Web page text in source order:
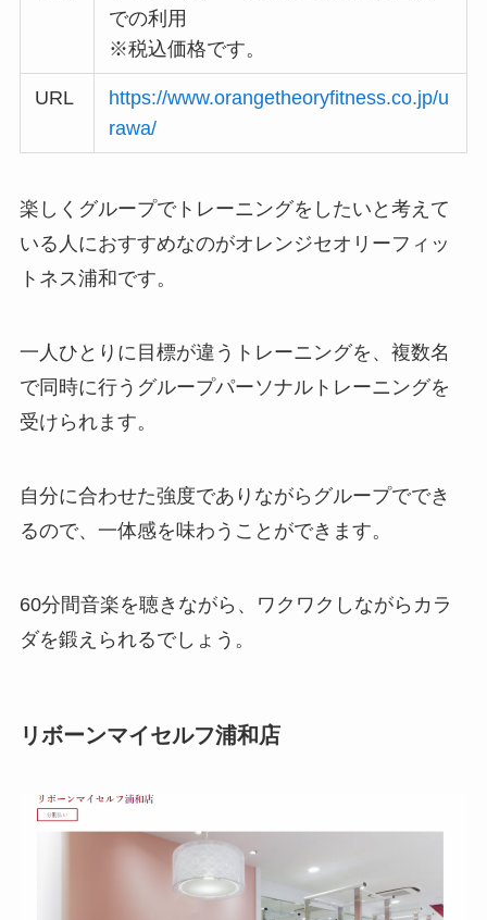
での利用
※税込価格です。
URL
https://www.orangetheoryfitness.co.jp/u
rawa/
楽しくグループでトレーニングをしたいと考えて
いる人におすすめなのがオレンジセオリーフィッ
トネス浦和です。
一人ひとりに目標が違うトレーニングを、複数名
で同時に行うグループパーソナルトレーニングを
受けられます。
自分に合わせた強度でありながらグループででき
るので、一体感を味わうことができます。
60分間音楽を聴きながら、ワクワクしながらカラ
ダを鍛えられるでしょう。
リボーンマイセルフ浦和店